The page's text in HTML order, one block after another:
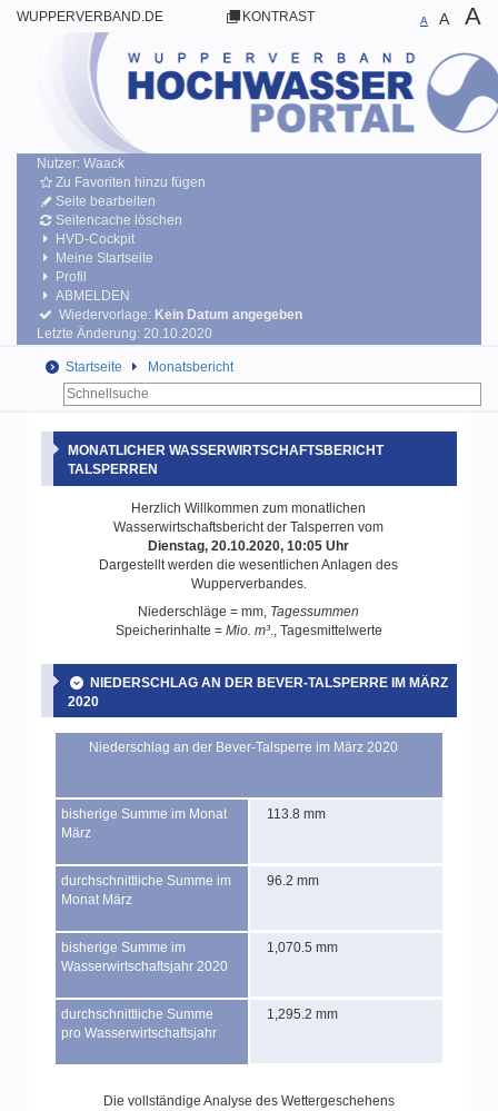
WUPPERVERBAND.DE KONTRAST A A A
Nutzer: Waack
Zu Favoriten hinzu fügen
Seite bearbeiten
Seitencache löschen
HVD-Cockpit
Meine Startseite
Profil
ABMELDEN
Wiedervorlage: Kein Datum angegeben
Letzte Änderung: 20.10.2020
Startseite Monatsbericht
MONATLICHER WASSERWIRTSCHAFTSBERICHT
TALSPERREN
Herzlich Willkommen zum monatlichen
Wasserwirtschaftsbericht der Talsperren vom
Dienstag, 20.10.2020, 10:05 Uhr
Dargestellt werden die wesentlichen Anlagen des
Wupperverbandes.
Niederschläge = mm, Tagessummen
Speicherinhalte = Mio. m³., Tagesmittelwerte
NIEDERSCHLAG AN DER BEVER-TALSPERRE IM MÄRZ
2020
Niederschlag an der Bever-Talsperre im März 2020
bisherige Summe im Monat
März
113.8 mm
durchschnittliche Summe im
Monat März
96.2 mm
bisherige Summe im
Wasserwirtschaftsjahr 2020
1,070.5 mm
durchschnittliche Summe
pro Wasserwirtschaftsjahr
1,295.2 mm
Die vollständige Analyse des Wettergeschehens